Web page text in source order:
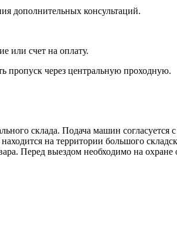
дополнительных консультаций.
или счет на оплату.
пропуск через центральную проходную.
склада. Подача машин
на территории большого
Перед выездом необходимо на